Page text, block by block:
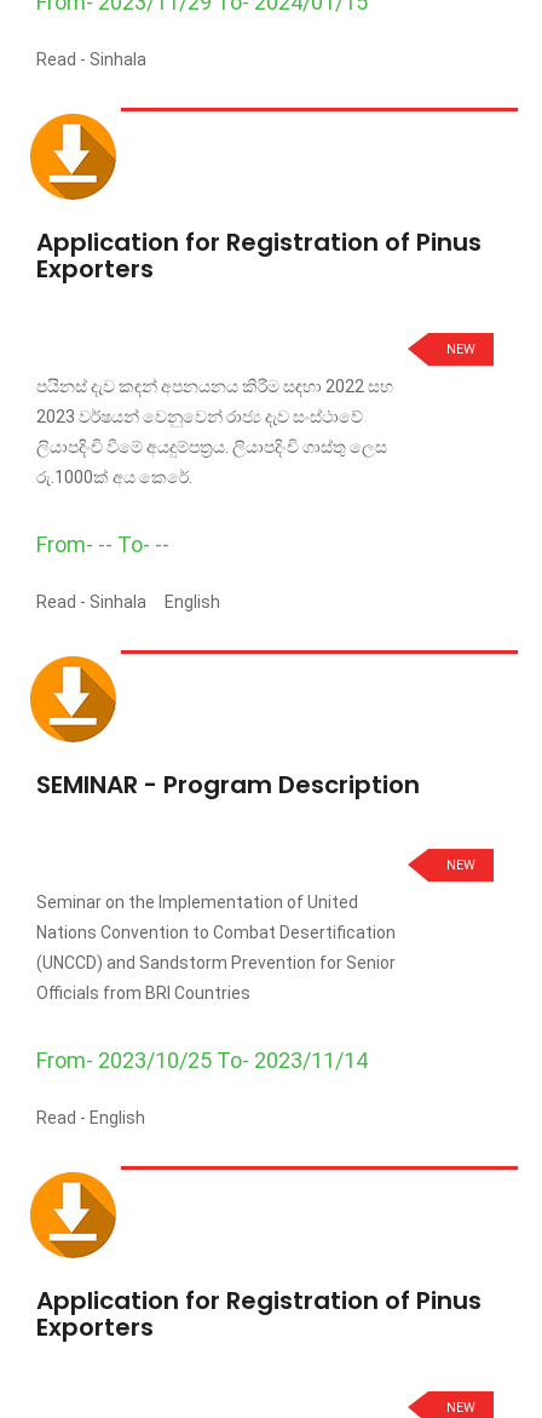
Read - Sinhala
Application for Registration of Pinus
Exporters
NEW
පයිනස් දැව කඳන් අපනයනය කිරීම සඳහා 2022 සහ
2023 වර්ෂයන් වෙනුවෙන් රාජ්‍ය දැව සංස්ථාවේ
ලියාපදිංචි වීමේ අයදුම්පත්‍රය. ලියාපදිංචි ගාස්තු ලෙස
රු.1000ක් අය කෙරේ.
From- -- To- --
Read - Sinhala English
SEMINAR - Program Description
NEW
Seminar on the Implementation of United
Nations Convention to Combat Desertification
(UNCCD) and Sandstorm Prevention for Senior
Officials from BRI Countries
From- 2023/10/25 To- 2023/11/14
Read - English
Application for Registration of Pinus
Exporters
NEW